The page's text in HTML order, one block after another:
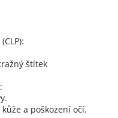
štítek
a poškození očí.